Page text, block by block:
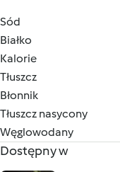
Sód
Białko
Kalorie
Tłuszcz
Błonnik
Tłuszcz nasycony
Węglowodany
Dostępny w